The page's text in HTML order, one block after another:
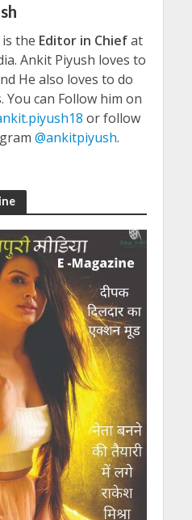
the Editor in Chiefat
Ankit Piyush loves to
He also loves to do
You can Follow him on
or follow
@ankitpiyush.